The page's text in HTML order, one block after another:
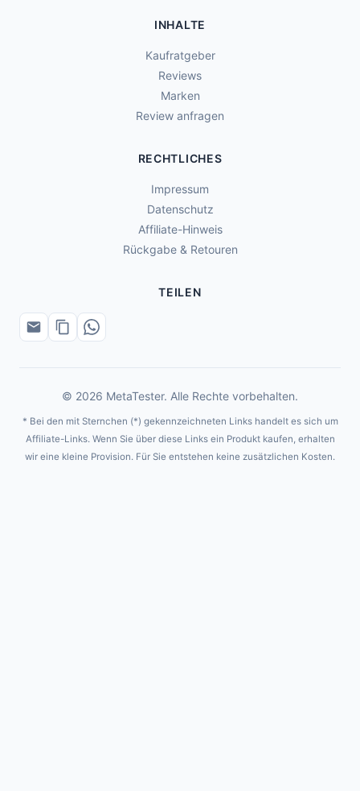
INHALTE
Kaufratgeber
Reviews
Marken
Review anfragen
RECHTLICHES
Impressum
Datenschutz
Affiliate-Hinweis
Rückgabe & Retouren
TEILEN
© 2026 MetaTester. Alle Rechte vorbehalten.
* Bei den mit Sternchen (*) gekennzeichneten Links handelt es sich um
Affiliate-Links. Wenn Sie über diese Links ein Produkt kaufen, erhalten
wir eine kleine Provision. Für Sie entstehen keine zusätzlichen Kosten.